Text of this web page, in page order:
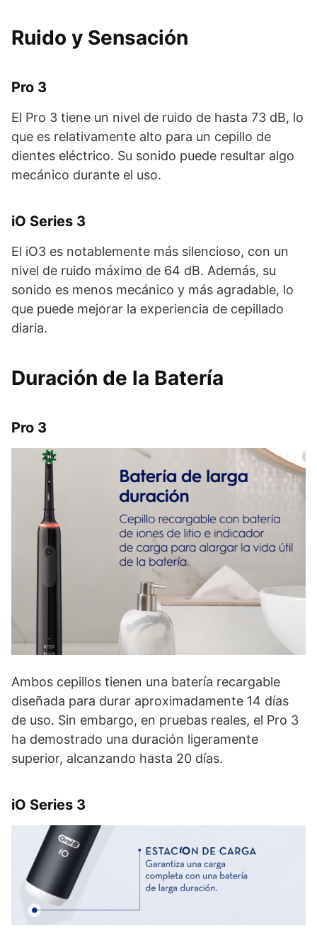
Ruido y Sensación
Pro 3
El Pro 3 tiene un nivel de ruido de hasta 73 dB, lo
que es relativamente alto para un cepillo de
dientes eléctrico. Su sonido puede resultar algo
mecánico durante el uso.
iO Series 3
El iO3 es notablemente más silencioso, con un
nivel de ruido máximo de 64 dB. Además, su
sonido es menos mecánico y más agradable, lo
que puede mejorar la experiencia de cepillado
diaria.
Duración de la Batería
Pro 3
Ambos cepillos tienen una batería recargable
diseñada para durar aproximadamente 14 días
de uso. Sin embargo, en pruebas reales, el Pro 3
ha demostrado una duración ligeramente
superior, alcanzando hasta 20 días.
iO Series 3